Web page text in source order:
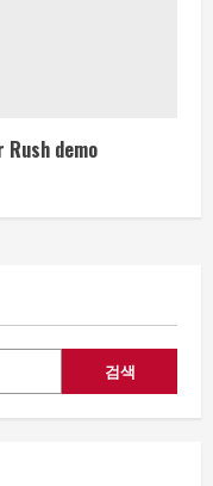
demo
검색